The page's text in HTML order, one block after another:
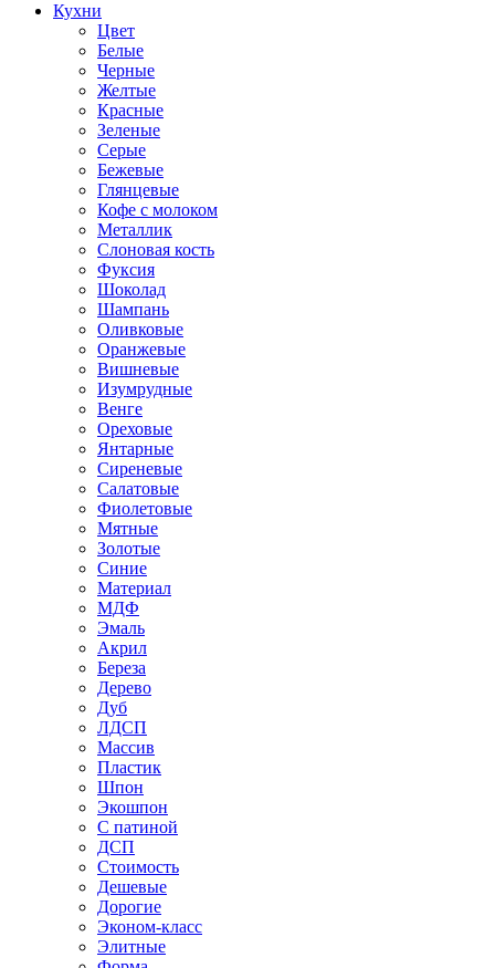
Кухни
Цвет
Белые
Черные
Желтые
Красные
Зеленые
Серые
Бежевые
Глянцевые
Кофе с молоком
Металлик
Слоновая кость
Фуксия
Шоколад
Шампань
Оливковые
Оранжевые
Вишневые
Изумрудные
Венге
Ореховые
Янтарные
Сиреневые
Салатовые
Фиолетовые
Мятные
Золотые
Синие
Материал
МДФ
Эмаль
Акрил
Береза
Дерево
Дуб
ЛДСП
Массив
Пластик
Шпон
Экошпон
С патиной
ДСП
Стоимость
Дешевые
Дорогие
Эконом-класс
Элитные